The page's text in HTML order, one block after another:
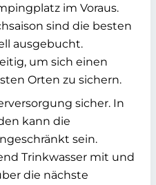
im Voraus.
sind die besten
ausgebucht.
um sich einen
Orten zu sichern.
sicher. In
kann die
sein.
Trinkwasser mit und
die nächste